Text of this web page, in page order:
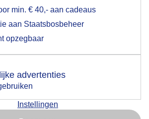
min. € 40,- aan cadeaus
aan Staatsbosbeheer
opzegbaar
advertenties
Instellingen
geen akkoord op hebt gegeven,
een pop-up uit je browser waarin
toon de popup
niet, misschien later